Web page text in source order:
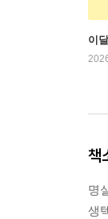
이
책
명
생